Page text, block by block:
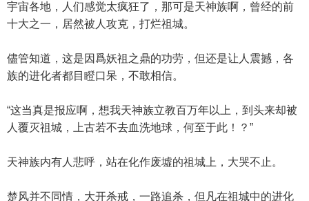
宇宙各地，人们感觉太疯狂了，那可是天神族啊，曾经的前
十大之一，居然被人攻克，打烂祖城。
儘管知道，这是因爲妖祖之鼎的功劳，但还是让人震撼，各
族的进化者都目瞪口呆，不敢相信。
“这当真是报应啊，想我天神族立教百万年以上，到头来却被
人覆灭祖城，上古若不去血洗地球，何至于此！？”
天神族内有人悲呼，站在化作废墟的祖城上，大哭不止。
楚风并不同情，大开杀戒，一路追杀，但凡在祖城中的进化